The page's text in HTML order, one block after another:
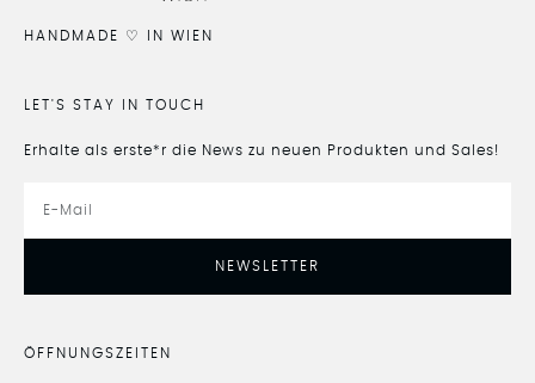
HANDMADE ♡ IN WIEN
LET'S STAY IN TOUCH
Erhalte als erste*r die News zu neuen Produkten und Sales!
NEWSLETTER
ÖFFNUNGSZEITEN